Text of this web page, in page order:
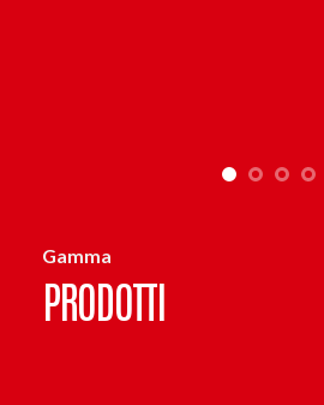
Gamma
PRODOTTI